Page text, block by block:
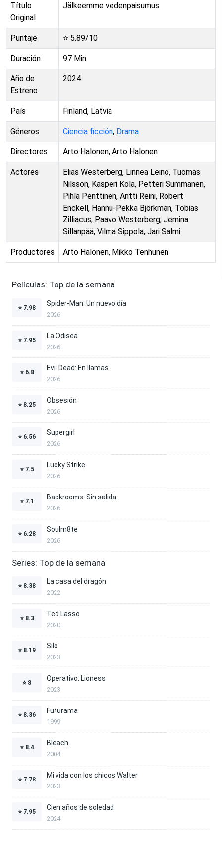
Título
Original
Jälkeemme vedenpaisumus
Puntaje ⭐ 5.89/10
Duración 97 Min.
Año de
Estreno
2024
País Finland, Latvia
Géneros Ciencia ficción, Drama
Directores Arto Halonen, Arto Halonen
Actores
Elias Westerberg, Linnea Leino, Tuomas
Nilsson, Kasperi Kola, Petteri Summanen,
Pihla Penttinen, Antti Reini, Robert
Enckell, Hannu-Pekka Björkman, Tobias
Zilliacus, Paavo Westerberg, Jemina
Sillanpää, Vilma Sippola, Jari Salmi
Productores Arto Halonen, Mikko Tenhunen
Películas: Top de la semana
⭐ 7.98
Spider-Man: Un nuevo día
2026
⭐ 7.95
La Odisea
2026
⭐ 6.8
Evil Dead: En llamas
2026
⭐ 8.25
Obsesión
2026
⭐ 6.56
Supergirl
2026
⭐ 7.5
Lucky Strike
2026
⭐ 7.1
Backrooms: Sin salida
2026
⭐ 6.28
Soulm8te
2026
Series: Top de la semana
⭐ 8.38
La casa del dragón
2022
⭐ 8.3
Ted Lasso
2020
⭐ 8.19
Silo
2023
⭐ 8
Operativo: Lioness
2023
⭐ 8.36
Futurama
1999
⭐ 8.4
Bleach
2004
⭐ 7.78
Mi vida con los chicos Walter
2023
⭐ 7.95
Cien años de soledad
2024